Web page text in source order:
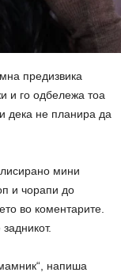
предизвика
и го одбележа тоа
дека не планира да
мини
и чорапи до
во коментарите.
напиша